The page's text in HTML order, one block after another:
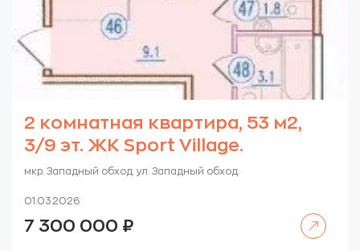
2 комнатная квартира, 53 м2,
3/9 эт. ЖК Sport Village.
мкр. Западный обход. ул. Западный обход.
01.03.2026
7 300 000 ₽